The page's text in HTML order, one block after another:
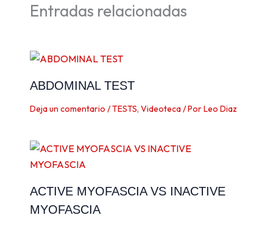
Entradas relacionadas
ABDOMINAL TEST
Deja un comentario /TESTS, Videoteca/ PorLeo Diaz
ACTIVE MYOFASCIA VS INACTIVE
MYOFASCIA